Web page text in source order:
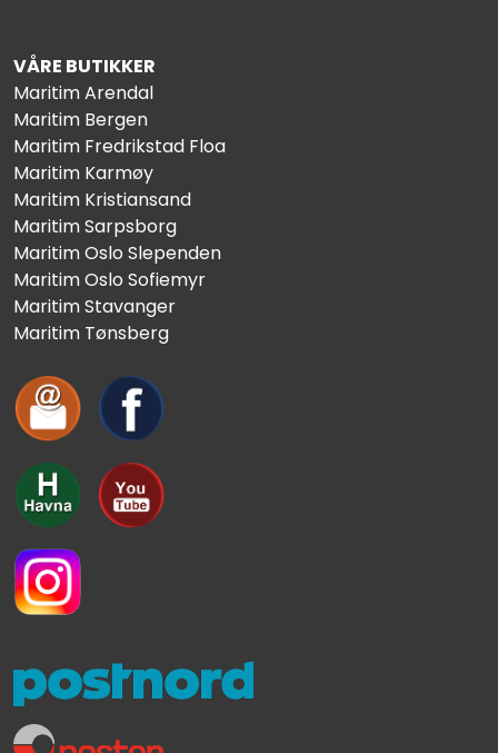
VÅRE BUTIKKER
Maritim Arendal
Maritim Bergen
Maritim Fredrikstad Floa
Maritim Karmøy
Maritim Kristiansand
Maritim Sarpsborg
Maritim Oslo Slependen
Maritim Oslo Sofiemyr
Maritim Stavanger
Maritim Tønsberg